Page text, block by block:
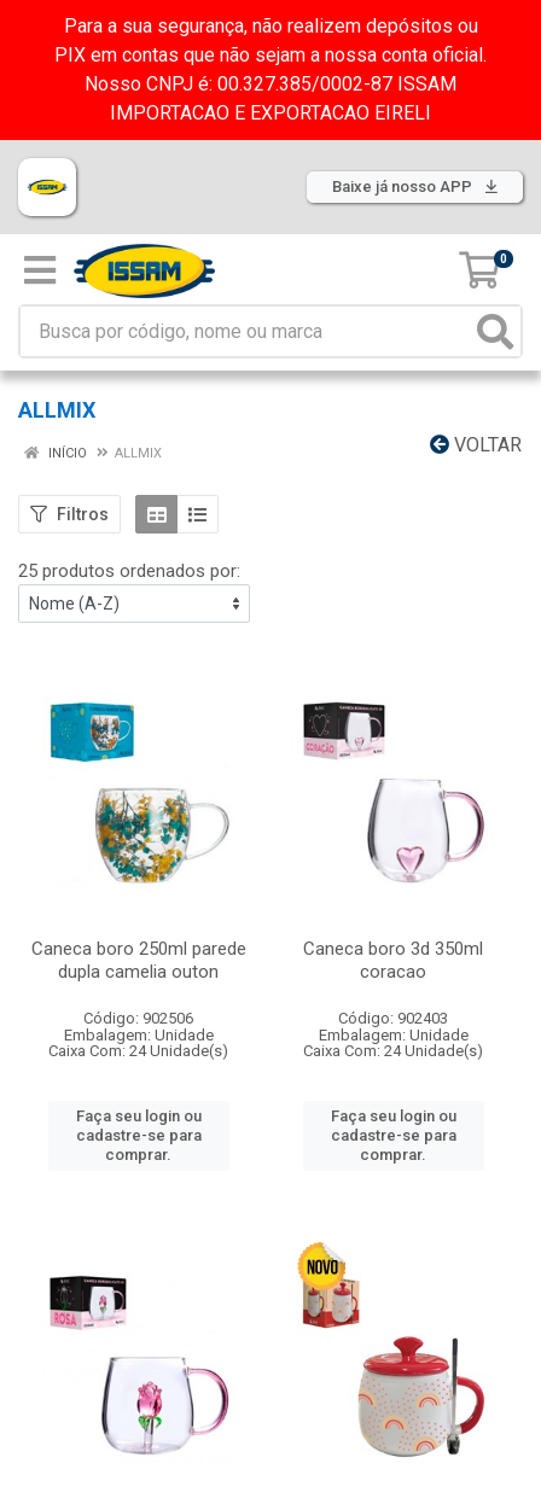
Para a sua segurança, não realizem depósitos ou
PIX em contas que não sejam a nossa conta oficial.
Nosso CNPJ é: 00.327.385/0002-87 ISSAM
IMPORTACAO E EXPORTACAO EIRELI
Baixe já nosso APP
0
ALLMIX
VOLTAR
INÍCIO ALLMIX
Filtros
25 produtos ordenados por:
Caneca boro 250ml parede
dupla camelia outon
Código: 902506
Embalagem: Unidade
Caixa Com: 24 Unidade(s)
Faça seu login ou
cadastre-se para
comprar.
Caneca boro 3d 350ml
coracao
Código: 902403
Embalagem: Unidade
Caixa Com: 24 Unidade(s)
Faça seu login ou
cadastre-se para
comprar.